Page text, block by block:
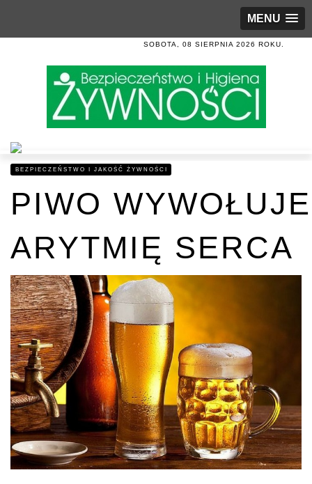
MENU
SOBOTA, 08 SIERPNIA 2026 ROKU.
BEZPIECZEŃSTWO I JAKOŚĆ ŻYWNOŚCI
PIWO WYWOŁUJE
ARYTMIĘ SERCA